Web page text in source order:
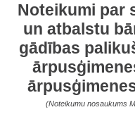
Noteikumi par
un atbalstu
gādības
(Noteikumu nosaukums